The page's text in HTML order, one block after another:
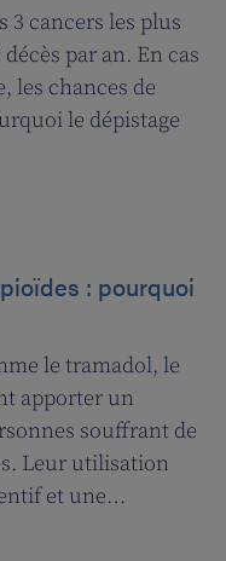
3 cancers les plus
par an. En cas
les chances de
le dépistage
: pourquoi
le tramadol, le
apporter un
souffrant de
Leur utilisation
et une